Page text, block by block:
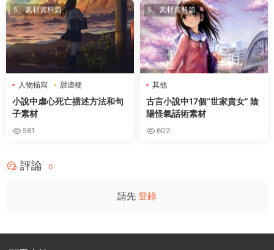
5、素材資料篇
人物描寫 甜虐梗
小說中虐心死亡描述方法和句
子素材
581
5、素材資料篇
其他
古言小說中17個“世家貴女” 陰
陽怪氣話術素材
602
評論 0
請先 登錄